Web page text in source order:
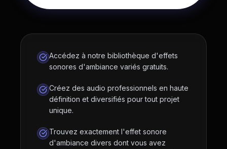
Accédez à notre bibliothèque d'effets
sonores d'ambiance variés gratuits.
Créez des audio professionnels en haute
définition et diversifiés pour tout projet
unique.
Trouvez exactement l'effet sonore
d'ambiance divers dont vous avez